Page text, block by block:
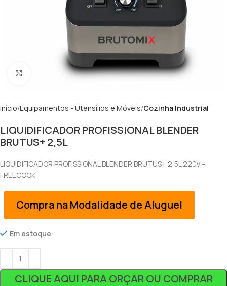
Clique para ampliar
Início Equipamentos - Utensílios e Móveis Cozinha Industrial
LIQUIDIFICADOR PROFISSIONAL BLENDER
BRUTUS+ 2,5L
LIQUIDIFICADOR PROFISSIONAL BLENDER BRUTUS+ 2,5L 220v –
FREECOOK
Compra na Modalidade de Aluguel
Em estoque
CLIQUE AQUI PARA ORÇAR OU COMPRAR